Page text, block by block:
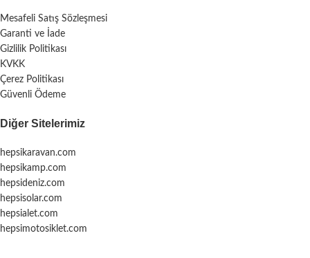
Mesafeli Satış Sözleşmesi
Garanti ve İade
Gizlilik Politikası
KVKK
Çerez Politikası
Güvenli Ödeme
Diğer Sitelerimiz
hepsikaravan.com
hepsikamp.com
hepsideniz.com
hepsisolar.com
hepsialet.com
hepsimotosiklet.com